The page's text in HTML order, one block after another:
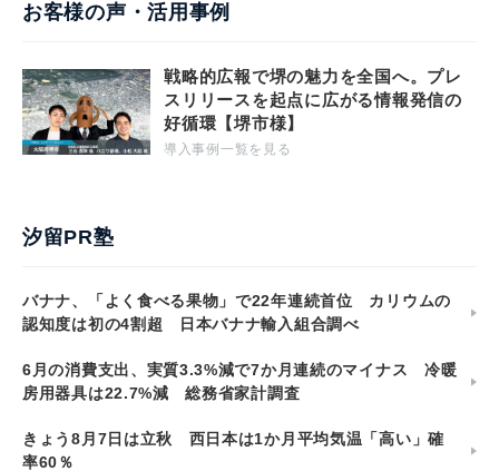
お客様の声・活用事例
戦略的広報で堺の魅力を全国へ。プレ
スリリースを起点に広がる情報発信の
好循環【堺市様】
導入事例一覧を見る
汐留PR塾
バナナ、「よく食べる果物」で22年連続首位 カリウムの
認知度は初の4割超 日本バナナ輸入組合調べ
6月の消費支出、実質3.3%減で7か月連続のマイナス 冷暖
房用器具は22.7%減 総務省家計調査
きょう8月7日は立秋 西日本は1か月平均気温「高い」確
率60％